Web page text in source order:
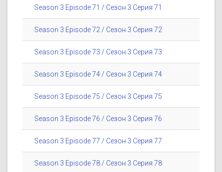
Season 3 Episode 71 / Сезон 3 Серия 71
Season 3 Episode 72 / Сезон 3 Серия 72
Season 3 Episode 73 / Сезон 3 Серия 73
Season 3 Episode 74 / Сезон 3 Серия 74
Season 3 Episode 75 / Сезон 3 Серия 75
Season 3 Episode 76 / Сезон 3 Серия 76
Season 3 Episode 77 / Сезон 3 Серия 77
Season 3 Episode 78 / Сезон 3 Серия 78